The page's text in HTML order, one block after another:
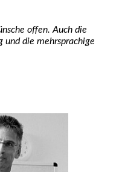
offen. Auch die
und die mehrsprachige